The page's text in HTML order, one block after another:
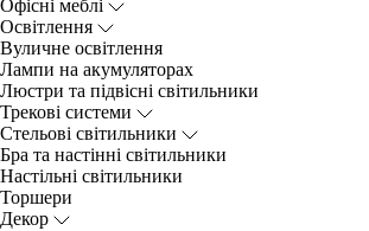
Офісні меблі
Освітлення
Вуличне освітлення
Лампи на акумуляторах
Люстри та підвісні світильники
Трекові системи
Cтельові світильники
Бра та настінні світильники
Настільні світильники
Торшери
Декор